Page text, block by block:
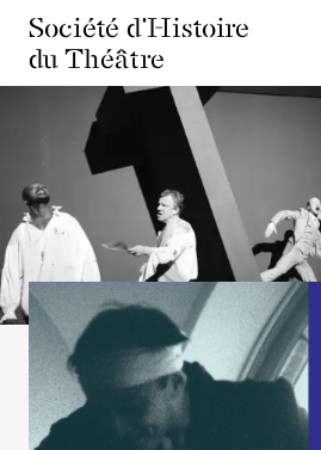
Société d'Histoire
du Théâtre